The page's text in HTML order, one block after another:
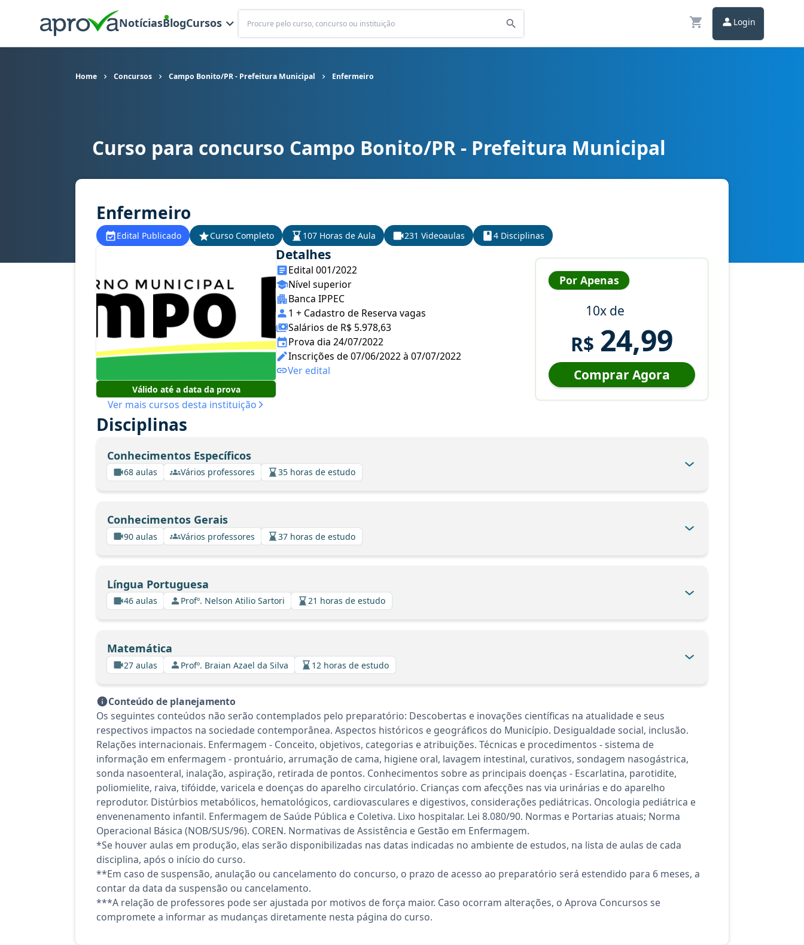
NotíciasBlogCursos
Buscar
Login
Home Concursos Campo Bonito/PR - Prefeitura Municipal Enfermeiro
Curso para concurso Campo Bonito/PR - Prefeitura Municipal cargo Enfermeiro
Curso para concurso Campo Bonito/PR - Prefeitura Municipal
Enfermeiro
Edital Publicado Curso Completo 107 Horas de Aula 231 Videoaulas 4 Disciplinas
Válido até a data da prova
Ver mais cursos desta instituição
Detalhes
Edital 001/2022
Nível superior
Banca IPPEC
1 + Cadastro de Reserva vagas
Salários de R$ 5.978,63
Prova dia 24/07/2022
Inscrições de 07/06/2022 à 07/07/2022
Ver edital
Por Apenas
10x de
R$ 24,99
Comprar Agora
Disciplinas
Conhecimentos Específicos
68 aulas Vários professores 35 horas de estudo
Conhecimentos Gerais
90 aulas Vários professores 37 horas de estudo
Língua Portuguesa
46 aulas Profº. Nelson Atilio Sartori 21 horas de estudo
Matemática
27 aulas Profº. Braian Azael da Silva 12 horas de estudo
Conteúdo de planejamento
Os seguintes conteúdos não serão contemplados pelo preparatório: Descobertas e inovações científicas na atualidade e seus
respectivos impactos na sociedade contemporânea. Aspectos históricos e geográficos do Município. Desigualdade social, inclusão.
Relações internacionais. Enfermagem - Conceito, objetivos, categorias e atribuições. Técnicas e procedimentos - sistema de
informação em enfermagem - prontuário, arrumação de cama, higiene oral, lavagem intestinal, curativos, sondagem nasogástrica,
sonda nasoenteral, inalação, aspiração, retirada de pontos. Conhecimentos sobre as principais doenças - Escarlatina, parotidite,
poliomielite, raiva, tifóidde, varicela e doenças do aparelho circulatório. Crianças com afecções nas via urinárias e do aparelho
reprodutor. Distúrbios metabólicos, hematológicos, cardiovasculares e digestivos, considerações pediátricas. Oncologia pediátrica e
envenenamento infantil. Enfermagem de Saúde Pública e Coletiva. Lixo hospitalar. Lei 8.080/90. Normas e Portarias atuais; Norma
Operacional Básica (NOB/SUS/96). COREN. Normativas de Assistência e Gestão em Enfermagem.
*Se houver aulas em produção, elas serão disponibilizadas nas datas indicadas no ambiente de estudos, na lista de aulas de cada
disciplina, após o início do curso.
**Em caso de suspensão, anulação ou cancelamento do concurso, o prazo de acesso ao preparatório será estendido para 6 meses, a
contar da data da suspensão ou cancelamento.
***A relação de professores pode ser ajustada por motivos de força maior. Caso ocorram alterações, o Aprova Concursos se
compromete a informar as mudanças diretamente nesta página do curso.